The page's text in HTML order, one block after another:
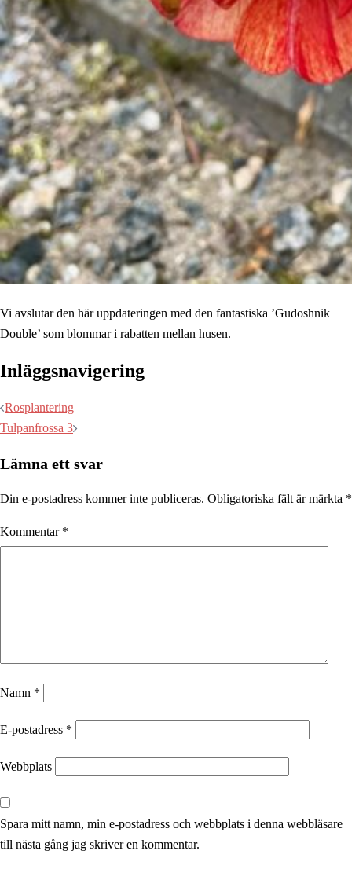
Vi avslutar den här uppdateringen med den fantastiska ’Gudoshnik
Double’ som blommar i rabatten mellan husen.
Inläggsnavigering
Rosplantering
Tulpanfrossa 3
Lämna ett svar
Din e-postadress kommer inte publiceras. Obligatoriska fält är märkta *
Kommentar *
Namn *
E-postadress *
Webbplats
Spara mitt namn, min e-postadress och webbplats i denna webbläsare
till nästa gång jag skriver en kommentar.